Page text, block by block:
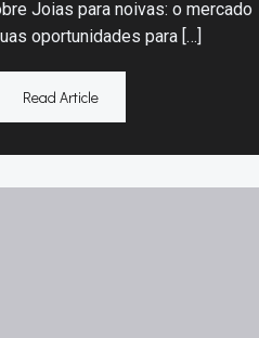
Joias para noivas: o mercado
oportunidades para […]
Read Article